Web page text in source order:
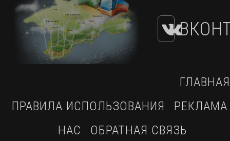
ГЛАВНАЯ
ПРАВИЛА ИСПОЛЬЗОВАНИЯ
РЕКЛАМА
НАС
ОБРАТНАЯ СВЯЗЬ